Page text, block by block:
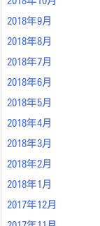
2018年9月
2018年8月
2018年7月
2018年6月
2018年5月
2018年4月
2018年3月
2018年2月
2018年1月
2017年12月